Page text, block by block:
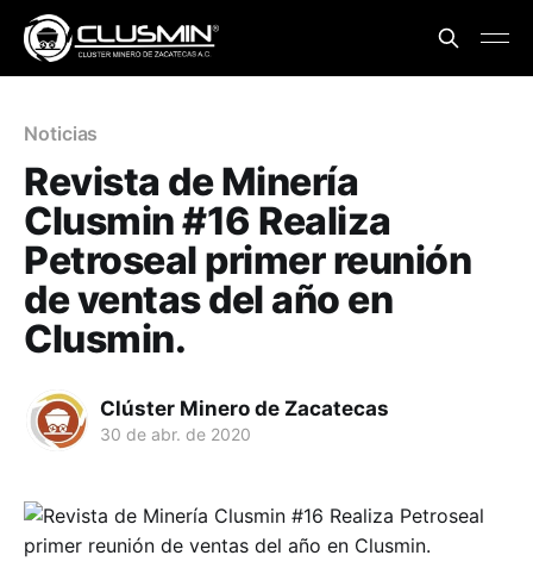
Noticias
Revista de Minería
Clusmin #16 Realiza
Petroseal primer reunión
de ventas del año en
Clusmin.
Clúster Minero de Zacatecas
30 de abr. de 2020